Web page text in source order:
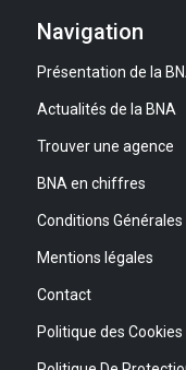
Navigation
Présentation de la
Actualités de la BNA
Trouver une agence
BNA en chiffres
Conditions
Mentions légales
Contact
Politique des Cookies